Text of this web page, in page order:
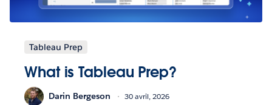
Tableau Prep
What is Tableau Prep?
Darin Bergeson 30 avril, 2026